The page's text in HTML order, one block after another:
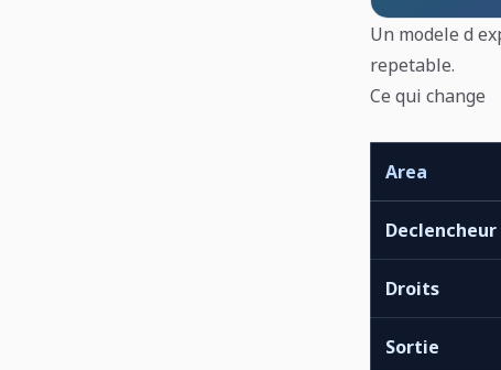
Un modele d
repetable.
Ce qui change
Area
Declencheur
Droits
Sortie